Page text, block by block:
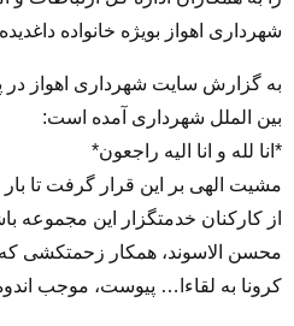
شهرداری اهواز بویژه خانواده
به گزارش سایت شهرداری اهواز در
بین الملل شهرداری آمده است:
*انا لله و انا الیه راجعون*
مشیت الهی بر این قرار گرفت تا
از کارکنان خدمتگزار این مجموعه
محسن الاسوند، همکار زحمتکشی که
کرونا به لقاءا… پیوست، موجب